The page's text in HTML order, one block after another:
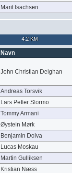
Marit Isachsen
4.2 KM
Navn
John Christian Deighan
Andreas Torsvik
Lars Petter Stormo
Tommy Armani
Øystein Mørk
Benjamin Dolva
Lucas Moskau
Martin Gulliksen
Kristian Næss